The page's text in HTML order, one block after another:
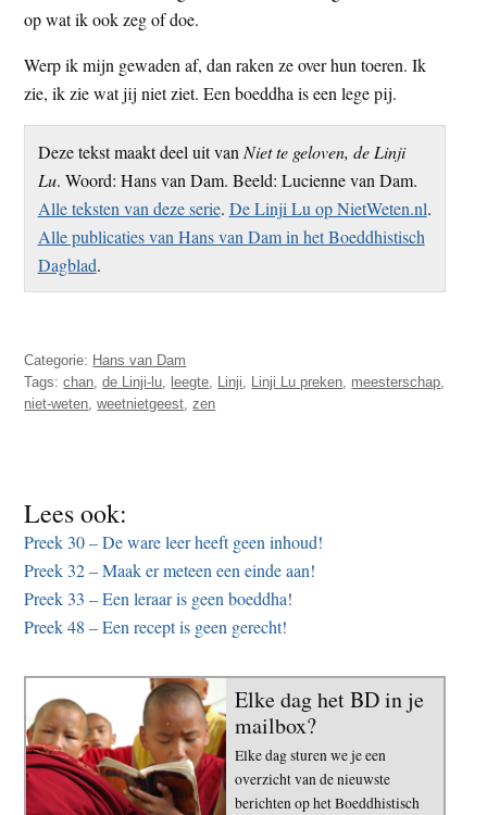
op wat ik ook zeg of doe.
Werp ik mijn gewaden af, dan raken ze over hun toeren. Ik
zie, ik zie wat jij niet ziet. Een boeddha is een lege pij.
Deze tekst maakt deel uit van Niet te geloven, de Linji
Lu. Woord: Hans van Dam. Beeld: Lucienne van Dam.
Alle teksten van deze serie. De Linji Lu op NietWeten.nl.
Alle publicaties van Hans van Dam in het Boeddhistisch
Dagblad.
Categorie: Hans van Dam
Tags:chan,de Linji-lu, leegte, Linji, Linji Lu preken, meesterschap,
niet-weten,weetnietgeest,zen
Lees ook:
Preek 30 – De ware leer heeft geen inhoud!
Preek 32 – Maak er meteen een einde aan!
Preek 33 – Een leraar is geen boeddha!
Preek 48 – Een recept is geen gerecht!
Elke dag het BD in je
mailbox?
Elke dag sturen we je een
overzicht van de nieuwste
berichten op het Boeddhistisch